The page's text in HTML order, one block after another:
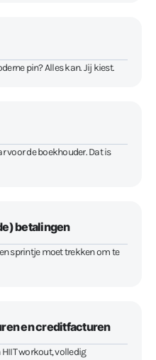
pin? Alles kan. Jij kiest.
voor de boekhouder. Dat is
betalingen
sprintje moet trekken om te
en creditfacturen
workout, volledig